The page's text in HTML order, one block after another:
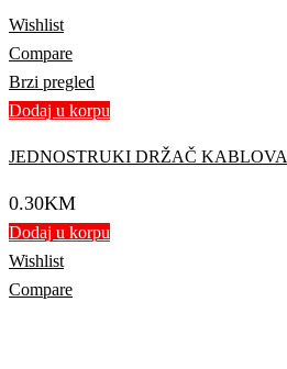
Wishlist
Compare
Brzi pregled
Dodaj u korpu
JEDNOSTRUKI DRŽAČ KABLOVA
0.30KM
Dodaj u korpu
Wishlist
Compare